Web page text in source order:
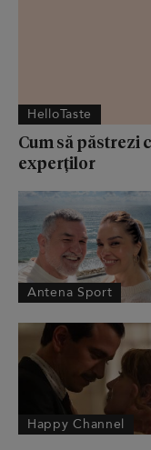
HelloTaste
Cum să păstrezi
experților
Antena Sport
Happy Channel